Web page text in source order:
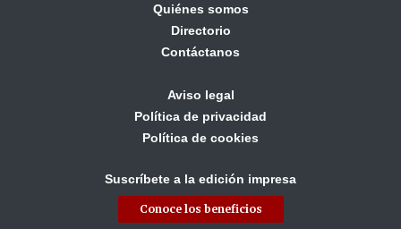
Quiénes somos
Directorio
Contáctanos
Aviso legal
Política de privacidad
Política de cookies
Suscríbete a la edición impresa
Conoce los beneficios